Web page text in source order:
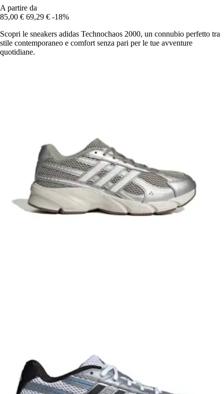
A partire da
85,00 € 69,29 € -18%
Scopri le sneakers adidas Technochaos 2000, un connubio perfetto tra
stile contemporaneo e comfort senza pari per le tue avventure
quotidiane.